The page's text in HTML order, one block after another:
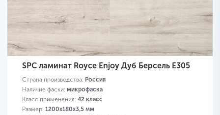
SPC ламинат Royce Enjoy Дуб Берсель Е305
Страна производства: Россия
Наличие фаски: микрофаска
Класс применения: 42 класс
Размер: 1200х180х3,5 мм